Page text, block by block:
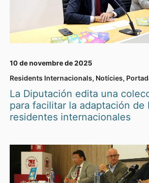
10 de novembre de 2025
Residents Internacionals, Notícies,
La Diputación edita una
para facilitar la adaptación de
residentes internacionales